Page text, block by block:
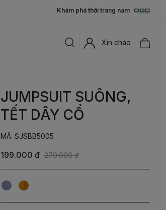
Khám phá thời trang nam
Xin chào
JUMPSUIT SUÔNG,
TẾT DÂY CỔ
MÃ: SJSBB5005
199.000 đ 279.000 đ
XanhVàng